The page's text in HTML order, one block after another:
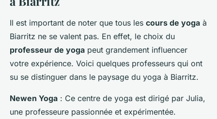
Il est important de noter que tous les cours de yoga à
Biarritz ne se valent pas. En effet, le choix du
professeur de yoga peut grandement influencer
votre expérience. Voici quelques professeurs qui ont
su se distinguer dans le paysage du yoga à Biarritz.
Newen Yoga : Ce centre de yoga est dirigé par Julia,
une professeure passionnée et expérimentée.